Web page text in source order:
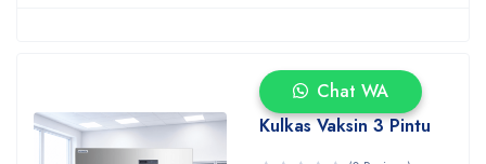
Chat WA
Kulkas Vaksin 3 Pintu